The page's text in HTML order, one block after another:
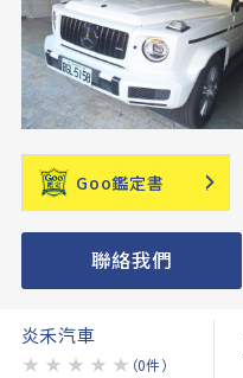
Goo鑑定書
聯絡我們
炎禾汽車
★ ★ ★ ★ ★ （0件）